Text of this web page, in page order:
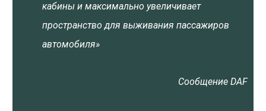
кабины и максимально увеличивает
пространство для выживания пассажиров
автомобиля»
Сообщение DAF